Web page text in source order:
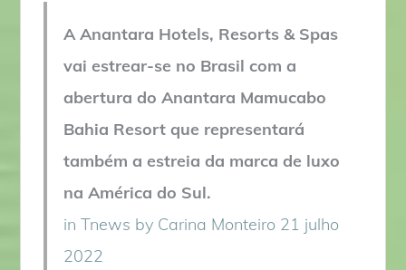
A Anantara Hotels, Resorts & Spas
vai estrear-se no Brasil com a
abertura do Anantara Mamucabo
Bahia Resort que representará
também a estreia da marca de luxo
na América do Sul.
in Tnews by Carina Monteiro 21 julho
2022